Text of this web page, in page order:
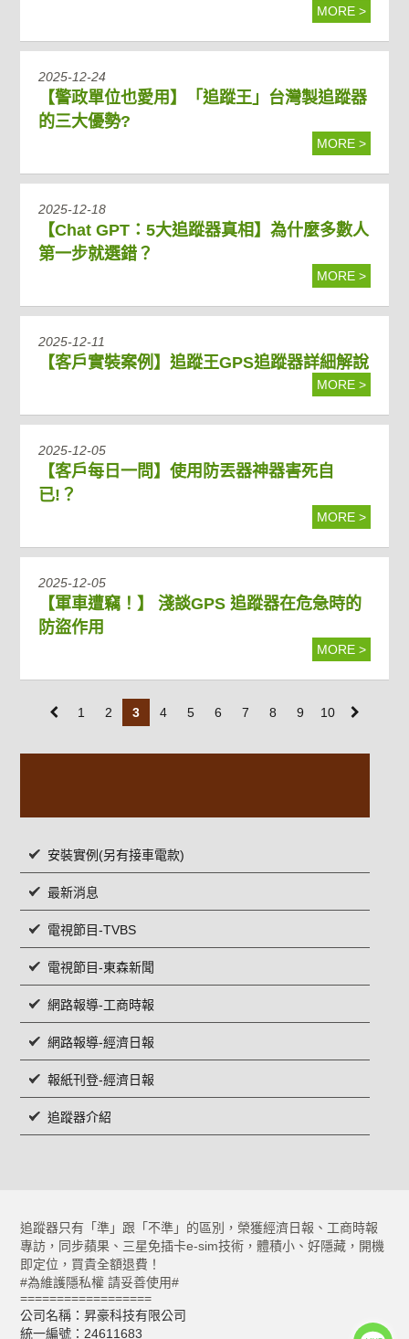
MORE >
2025-12-24
【警政單位也愛用】「追蹤王」台灣製追蹤器
的三大優勢?
MORE >
2025-12-18
【Chat GPT：5大追蹤器真相】為什麼多數人
第一步就選錯？
MORE >
2025-12-11
【客戶實裝案例】追蹤王GPS追蹤器詳細解說
MORE >
2025-12-05
【客戶每日一問】使用防丟器神器害死自
已!？
MORE >
2025-12-05
【軍車遭竊！】 淺談GPS 追蹤器在危急時的
防盜作用
MORE >
1 2 3 4 5 6 7 8 9 10
安裝實例(另有接車電款)
最新消息
電視節目-TVBS
電視節目-東森新聞
網路報導-工商時報
網路報導-經濟日報
報紙刊登-經濟日報
追蹤器介紹
追蹤器只有「準」跟「不準」的區別，榮獲經濟日報、工商時報
專訪，同步蘋果、三星免插卡e-sim技術，體積小、好隱藏，開機
即定位，買貴全額退費！
#為維護隱私權 請妥善使用#
==================
公司名稱：昇豪科技有限公司
統一編號：24611683